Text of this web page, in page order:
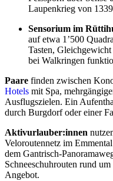
Laupenkrieg von
Sensorium im
auf etwa 1’500
Tasten,
bei Walkringen
Paare finden zwischen
Hotels mit Spa,
Ausflugszielen. Ein
durch Burgdorf oder einer
Aktivurlauber:innen
Veloroutennetz im
dem Gantrisch-
Schneeschuhrouten rund
Angebot.